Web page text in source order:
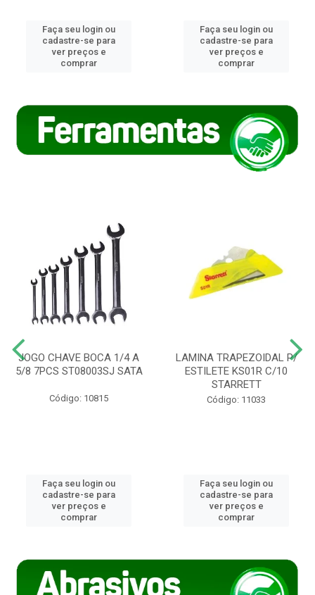
Faça seu login ou
cadastre-se para
ver preços e
comprar
Faça seu login ou
cadastre-se para
ver preços e
comprar
JOGO CHAVE BOCA 1/4 A
5/8 7PCS ST08003SJ SATA
Código: 10815
Faça seu login ou
cadastre-se para
ver preços e
comprar
LAMINA TRAPEZOIDAL P/
ESTILETE KS01R C/10
STARRETT
Código: 11033
Faça seu login ou
cadastre-se para
ver preços e
comprar